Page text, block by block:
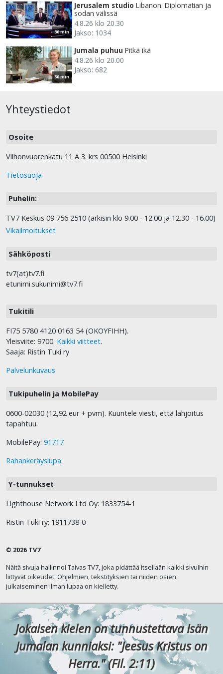
30 min
Jerusalem studio Libanon: Diplomatian ja
sodan välissä
4.8.26 klo 20.30
Jakso: 1034
30 min
Jumala puhuu Pitkä ikä
4.8.26 klo 20.00
Jakso: 682
Yhteystiedot
Osoite
Vilhonvuorenkatu 11 A 3. krs 00500 Helsinki
Tietosuoja
Puhelin:
TV7 Keskus 09 756 2510 (arkisin klo 9.00 - 12.00 ja 12.30 - 16.00)
Vikailmoitukset
Sähköposti
tv7(at)tv7.fi
etunimi.sukunimi@tv7.fi
Tukitili
FI75 5780 4120 0163 54 (OKOYFIHH).
Yleisviite: 9700. Kaikki viitteet.
Saaja: Ristin Tuki ry
Palvelunkuvaus
Tukipuhelin ja MobilePay
0600-02030 (12,92 eur + pvm). Kuuntele viesti, että lahjoitus
tapahtuu.
MobilePay: 91717
Rahankeräyslupa
Y-tunnukset
Lighthouse Network Ltd Oy: 1833754-1
Ristin Tuki ry: 1911738-0
© 2026 TV7
Näitä sivuja hallinnoi Taivas TV7, joka pidättää itsellään kaikki sivuihin
liittyvät oikeudet. Ohjelmien, tekstityksien tai niiden osien
julkaiseminen ilman lupaa on kielletty.
Jokaisen kielen on tunnustettava Isän
Jumalan kunniaksi: "Jeesus Kristus on
Herra." (Fil. 2:11)